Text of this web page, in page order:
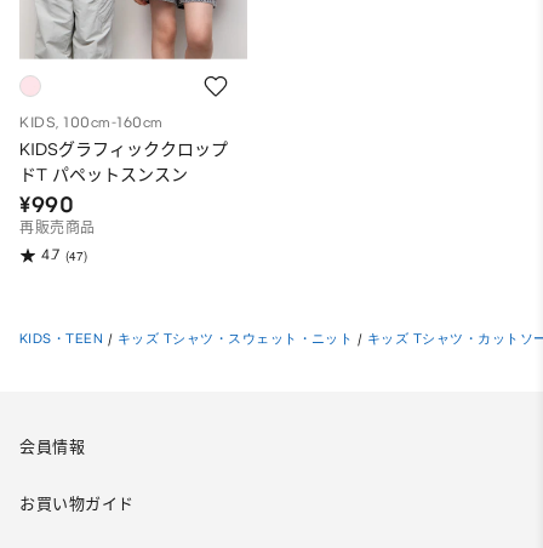
KIDS, 100cm-160cm
KIDSグラフィッククロップ
ドT パペットスンスン
¥990
再販売商品
4.7 (47)
KIDS・TEEN / キッズ Tシャツ・スウェット・ニット / キッズ Tシャツ・カットソ
会員情報
お買い物ガイド